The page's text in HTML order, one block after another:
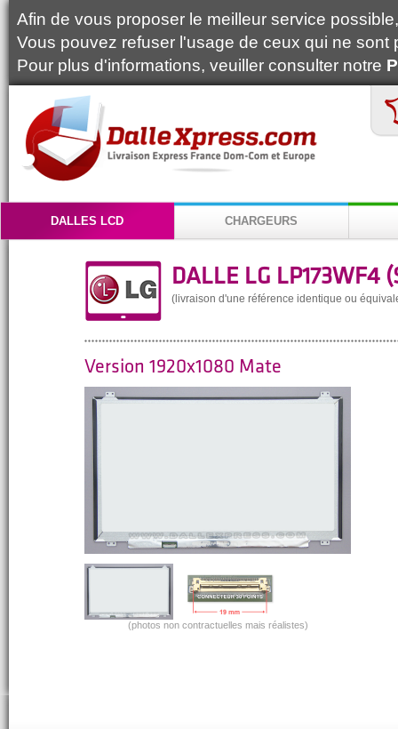
Afin de vous proposer le meilleur service
Vous pouvez refuser l'usage de ceux qui ne
Pour plus d'informations, veuiller consulter notre
DALLES LCD CHARGEURS
DALLE LG LP173WF4
(livraison d'une référence identique ou
Version 1920x1080 Mate
(photos non contractuelles mais réalistes)